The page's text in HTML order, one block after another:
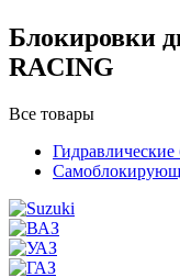
Блокировки
RACING
Все товары